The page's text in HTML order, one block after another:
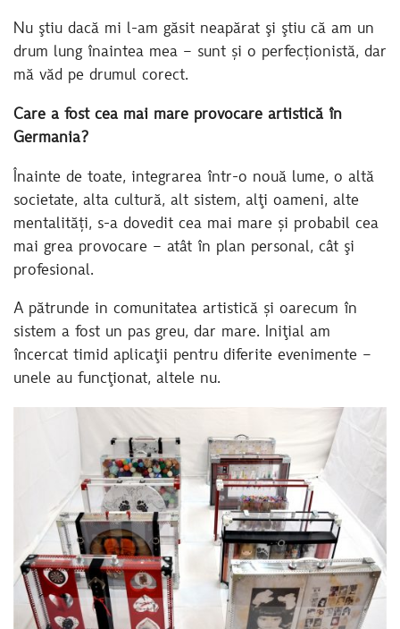
Nu ştiu dacă mi l-am găsit neapărat şi ştiu că am un
drum lung înaintea mea – sunt și o perfecționistă, dar
mă văd pe drumul corect.
Care a fost cea mai mare provocare artistică în
Germania?
Înainte de toate, integrarea într-o nouă lume, o altă
societate, alta cultură, alt sistem, alţi oameni, alte
mentalități, s-a dovedit cea mai mare și probabil cea
mai grea provocare – atât în plan personal, cât şi
profesional.
A pătrunde in comunitatea artistică și oarecum în
sistem a fost un pas greu, dar mare. Iniţial am
încercat timid aplicaţii pentru diferite evenimente –
unele au funcţionat, altele nu.